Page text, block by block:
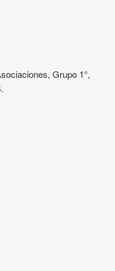
Grupo 1°,